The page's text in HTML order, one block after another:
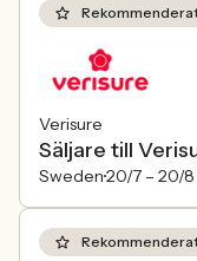
Verisure
Säljare till
Sweden20/7 – 20/8